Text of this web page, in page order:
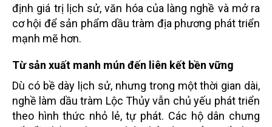
định giá trị lịch sử, văn hóa của làng nghề và mở ra
cơ hội để sản phẩm dầu tràm địa phương phát triển
mạnh mẽ hơn.
Từ sản xuất manh mún đến liên kết bền vững
Dù có bề dày lịch sử, nhưng trong một thời gian dài,
nghề làm dầu tràm Lộc Thủy vẫn chủ yếu phát triển
theo hình thức nhỏ lẻ, tự phát. Các hộ dân chưng